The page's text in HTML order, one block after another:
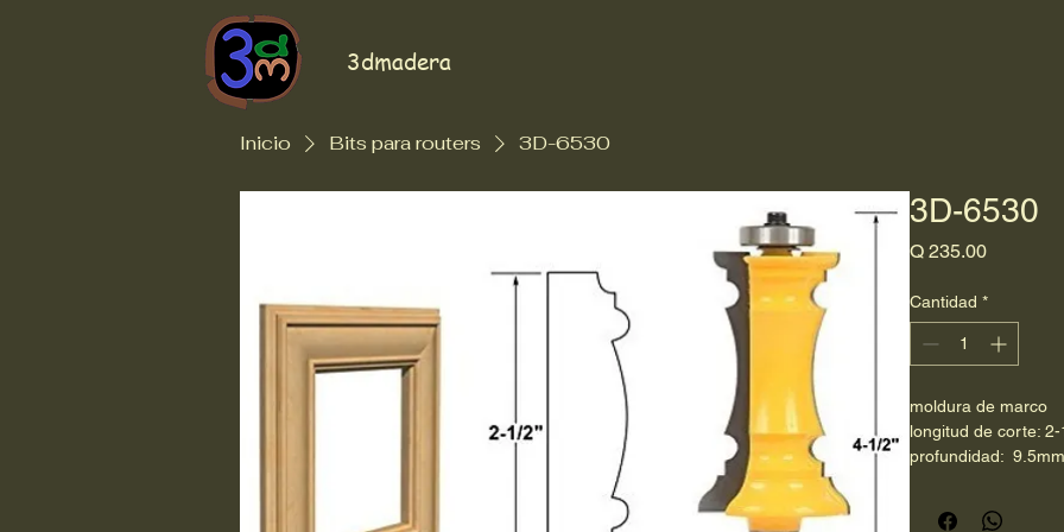
3dmadera
Inicio Bits para routers 3D-6530
3D-6530
Q 235.00Precio
Cantidad *
moldura de marco
longitud de corte: 2-
profundidad:  9.5mm